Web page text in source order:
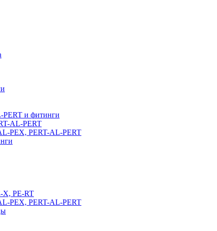
PERT и фитинги
AL-PERT
PEX, PERT-AL-PERT
X, PE-RT
PEX, PERT-AL-PERT